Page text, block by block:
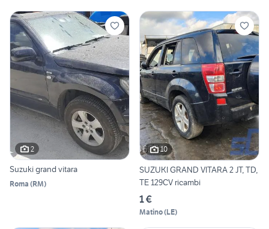
2
Suzuki grand vitara
Roma (RM)
10
SUZUKI GRAND VITARA 2 JT, TD,
TE 129CV ricambi
1 €
Matino(LE)